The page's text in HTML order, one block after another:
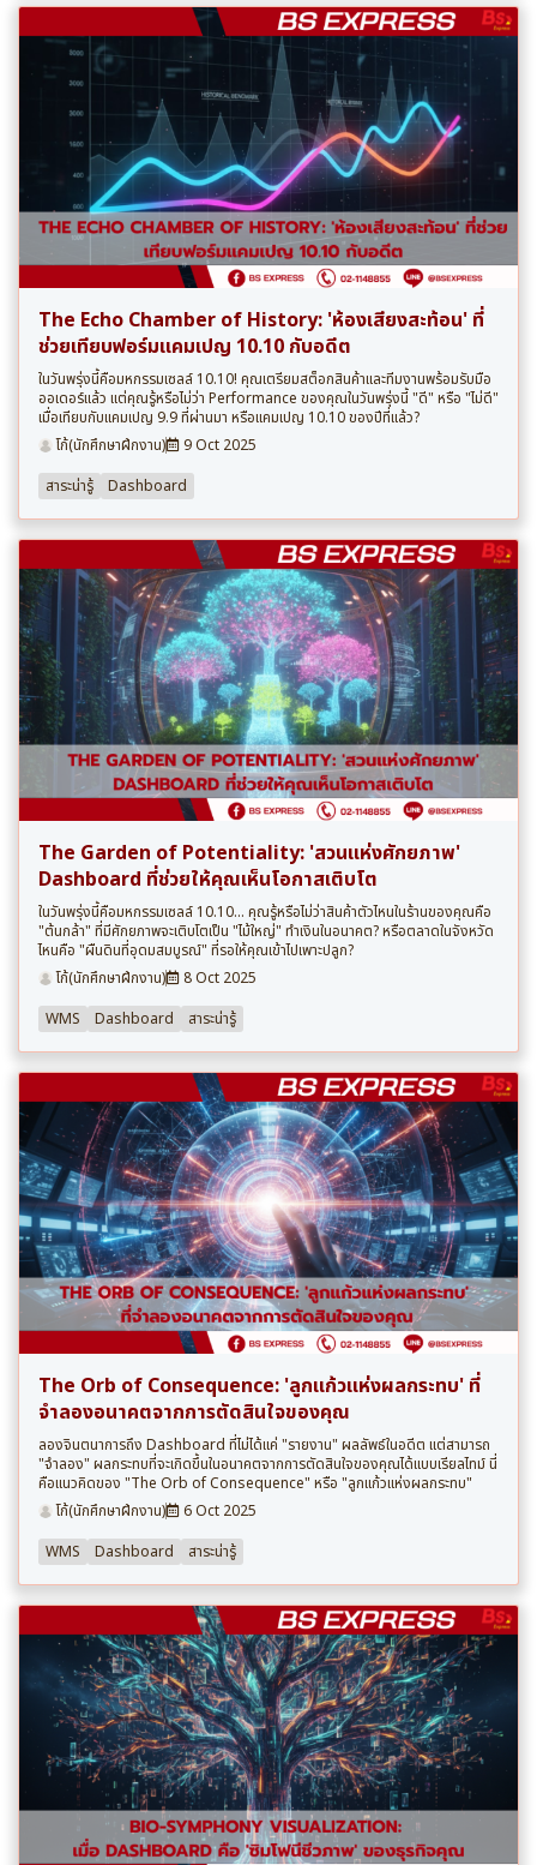
The Echo Chamber of History: 'ห้องเสียงสะท้อน' ที่
ช่วยเทียบฟอร์มแคมเปญ 10.10 กับอดีต
ในวันพรุ่งนี้คือมหกรรมเซลล์ 10.10! คุณเตรียมสต็อกสินค้าและทีมงานพร้อมรับมือ
ออเดอร์แล้ว แต่คุณรู้หรือไม่ว่า Performance ของคุณในวันพรุ่งนี้ "ดี" หรือ "ไม่ดี"
เมื่อเทียบกับแคมเปญ 9.9 ที่ผ่านมา หรือแคมเปญ 10.10 ของปีที่แล้ว?
โก้(นักศึกษาฝึกงาน)
9 Oct 2025
สาระน่ารู้
Dashboard
The Garden of Potentiality: 'สวนแห่งศักยภาพ'
Dashboard ที่ช่วยให้คุณเห็นโอกาสเติบโต
ในวันพรุ่งนี้คือมหกรรมเซลล์ 10.10... คุณรู้หรือไม่ว่าสินค้าตัวไหนในร้านของคุณคือ
"ต้นกล้า" ที่มีศักยภาพจะเติบโตเป็น "ไม้ใหญ่" ทำเงินในอนาคต? หรือตลาดในจังหวัด
ไหนคือ "ผืนดินที่อุดมสมบูรณ์" ที่รอให้คุณเข้าไปเพาะปลูก?
โก้(นักศึกษาฝึกงาน)
8 Oct 2025
WMS
Dashboard สาระน่ารู้
The Orb of Consequence: 'ลูกแก้วแห่งผลกระทบ' ที่
จำลองอนาคตจากการตัดสินใจของคุณ
ลองจินตนาการถึง Dashboard ที่ไม่ได้แค่ "รายงาน" ผลลัพธ์ในอดีต แต่สามารถ
"จำลอง" ผลกระทบที่จะเกิดขึ้นในอนาคตจากการตัดสินใจของคุณได้แบบเรียลไทม์ นี่
คือแนวคิดของ "The Orb of Consequence" หรือ "ลูกแก้วแห่งผลกระทบ"
โก้(นักศึกษาฝึกงาน)
6 Oct 2025
WMS
Dashboard สาระน่ารู้